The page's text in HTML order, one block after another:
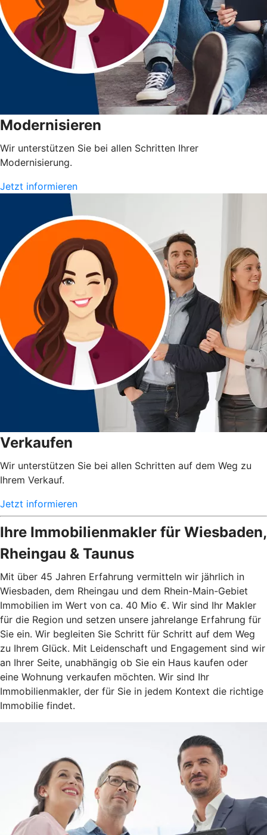
Modernisieren
Wir unterstützen Sie bei allen Schritten Ihrer
Modernisierung.
Jetzt informieren
Verkaufen
Wir unterstützen Sie bei allen Schritten auf dem Weg zu
Ihrem Verkauf.
Jetzt informieren
Ihre Immobilienmakler für Wiesbaden,
Rheingau & Taunus
Mit über 45 Jahren Erfahrung vermitteln wir jährlich in
Wiesbaden, dem Rheingau und dem Rhein-Main-Gebiet
Immobilien im Wert von ca. 40 Mio €. Wir sind Ihr Makler
für die Region und setzen unsere jahrelange Erfahrung für
Sie ein. Wir begleiten Sie Schritt für Schritt auf dem Weg
zu Ihrem Glück. Mit Leidenschaft und Engagement sind wir
an Ihrer Seite, unabhängig ob Sie ein Haus kaufen oder
eine Wohnung verkaufen möchten. Wir sind Ihr
Immobilienmakler, der für Sie in jedem Kontext die richtige
Immobilie findet.